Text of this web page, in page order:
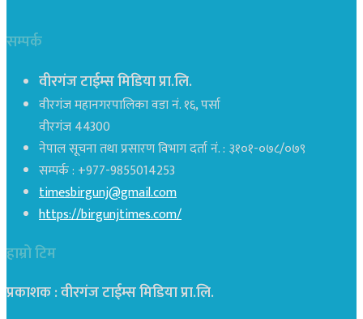
सम्पर्क
वीरगंज टाईम्स मिडिया प्रा.लि.
वीरगंज महानगरपालिका वडा नं. १६, पर्सा
वीरगंज 44300
नेपाल सूचना तथा प्रसारण विभाग दर्ता नं. : ३१०१-०७८/०७९
सम्पर्क : +977-9855014253
timesbirgunj@gmail.com
https://birgunjtimes.com/
हाम्रो टिम
प्रकाशक : वीरगंज टाईम्स मिडिया प्रा‍.लि.